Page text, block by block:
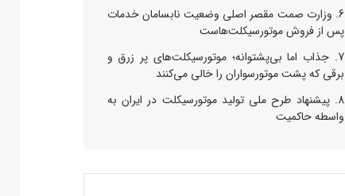
وزارت صمت مقصر اصلی وضعیت نابسامان خدمات
پس از فروش موتورسیکلت‌هاست
جذاب اما بی‌پشتوانه؛ موتورسیکلت‌های پر زرق‌ و
برقی که پشت موتورسواران را خالی می‌کنند
پیشنهاد طرح ملی تولید موتورسیکلت در ایران به
واسطه حاکمیت